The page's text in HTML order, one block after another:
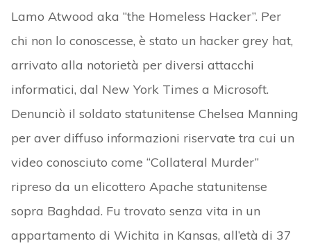
Lamo Atwood aka “the Homeless Hacker”. Per
chi non lo conoscesse, è stato un hacker grey hat,
arrivato alla notorietà per diversi attacchi
informatici, dal New York Times a Microsoft.
Denunciò il soldato statunitense Chelsea Manning
per aver diffuso informazioni riservate tra cui un
video conosciuto come “Collateral Murder”
ripreso da un elicottero Apache statunitense
sopra Baghdad. Fu trovato senza vita in un
appartamento di Wichita in Kansas, all’età di 37